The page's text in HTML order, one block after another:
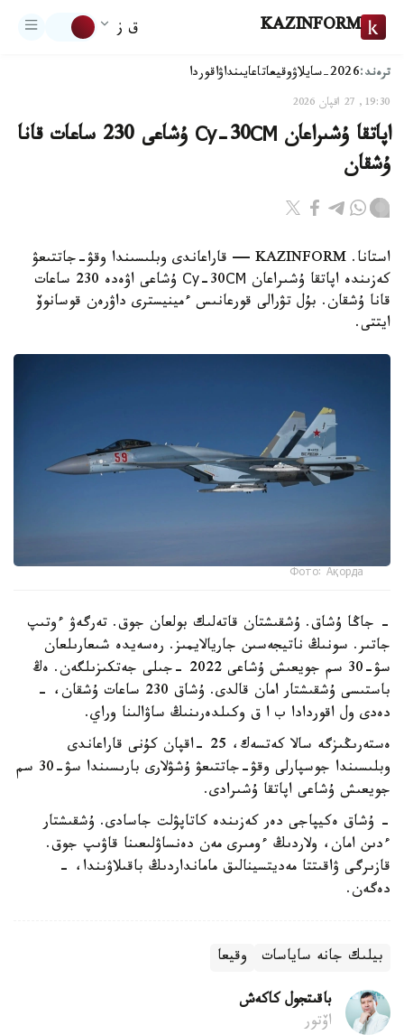
KAZINFORM ق ز
ترەند:2026-سايلاۋ وقيعاتاعايىنداۋاقوردا
19:30, 27 اقپان 2026
اپاتقا ۇشىراعان Су-30СМ ۇشاعى 230 ساعات قانا
ۇشقان
استانا. KAZINFORM — قاراعاندى وبلىسىندا وقۋ-جاتتىعۋ
كەزىندە اپاتقا ۇشىراعان Су-30СМ ۇشاعى اۋەدە 230 ساعات
قانا ۇشقان. بۇل تۋرالى قورعانىس ءمينيسترى داۋرەن قوسانوۆ
ايتتى.
Фото: Ақорда
- جاڭا ۇشاق. ۇشقىشتان قاتەلىك بولعان جوق. تەرگەۋ ءوتىپ
جاتىر. سونىڭ ناتيجەسىن جاريالايمىز. رەسەيدە شىعارىلعان
سۋ-30 سم جويعىش ۇشاعى 2022 -جىلى جەتكىزىلگەن. ەڭ
باستىسى ۇشقىشتار امان قالدى. ۇشاق 230 ساعات ۇشقان، -
دەدى ول اقوردادا ب ا ق وكىلدەرىنىڭ ساۋالىنا وراي.
ەستەرىڭىزگە سالا كەتسەك، 25 -اقپان كۇنى قاراعاندى
وبلىسىندا جوسپارلى وقۋ-جاتتىعۋ ۇشۋلارى بارىسىندا سۋ-30 سم
جويعىش ۇشاعى اپاتقا ۇشىرادى.
- ۇشاق ەكيپاجى دەر كەزىندە كاتاپۋلت جاسادى. ۇشقىشتار
ءدىن امان، ولاردىڭ ءومىرى مەن دەنساۋلىعىنا قاۋىپ جوق.
قازىرگى ۋاقىتتا مەديتسينالىق مامانداردىڭ باقىلاۋىندا، -
دەگەن.
بيلىك جانە ساياسات وقيعا
باقىتجول كاكەش
اۆتور